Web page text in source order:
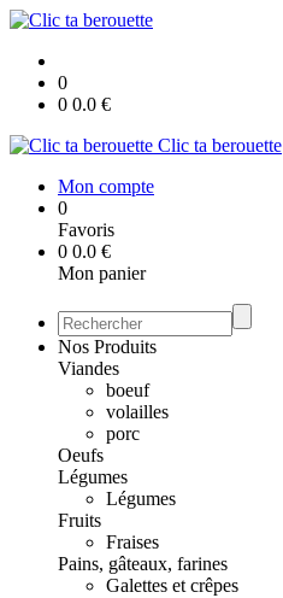
0
0 0.0 €
Clic ta berouette
Mon compte
0
Favoris
0 0.0 €
Mon panier
Nos Produits
Viandes
boeuf
volailles
porc
Oeufs
Légumes
Légumes
Fruits
Fraises
Pains, gâteaux, farines
Galettes et crêpes